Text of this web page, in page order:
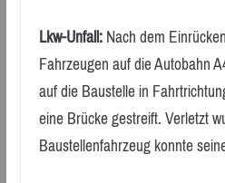
Lkw-Unfall:Nach dem
Fahrzeugen auf die Autobahn
auf die Baustelle in
eine Brücke gestreift. Verletzt
Baustellenfahrzeug konnte